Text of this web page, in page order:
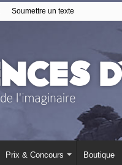
Soumettre un texte
Prix & Concours Boutique